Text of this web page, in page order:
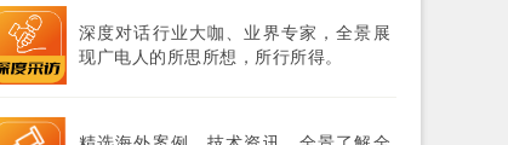
深度对话行业大咖、业界专家，全景展
现广电人的所思所想，所行所得。